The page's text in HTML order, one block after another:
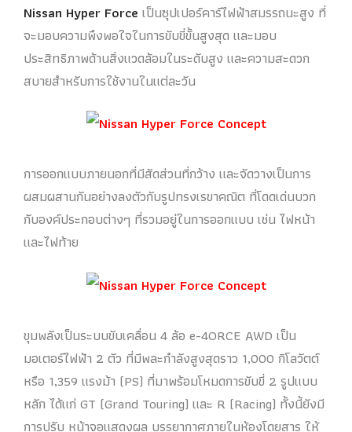
Nissan Hyper Force เป็นซุปเปอร์คาร์ไฟฟ้าสมรรถนะสูง ที่
จะมอบความพึงพอใจในการขับขี่ขั้นสูงสุด และมอบ
ประสิทธิภาพด้านสิ่งแวดล้อมในระดับสูง และความสะดวก
สบายสำหรับการใช้งานในแต่ละวัน
การออกแบบภายนอกที่มีสัดส่วนที่กว้าง และจัดวางเป็นการ
ผสมผสานกันอย่างลงตัวกับรูปทรงเรขาคณิต ที่โดดเด่นบวก
กับองค์ประกอบต่างๆ ที่รวมอยู่ในการออกแบบ เช่น ไฟหน้า
และไฟท้าย
ขุมพลังเป็นระบบขับเคลื่อน 4 ล้อ e-4ORCE AWD เป็น
มอเตอร์ไฟฟ้า 2 ตัว ที่มีพละกำลังสูงสุดราว 1,000 กิโลวัตต์
หรือ 1,359 แรงม้า (PS) ที่มาพร้อมโหมดการขับขี่ 2 รูปแบบ
หลัก ได้แก่ GT (Grand Touring) และ R (Racing) ทั้งนี้ยังมี
การปรับ หน้าจอแสดงผล บรรยากาศภายในห้องโดยสาร ให้